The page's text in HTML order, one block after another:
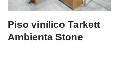
Piso vinílico Tarkett
Ambienta Stone